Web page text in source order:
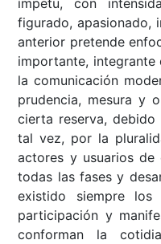
ímpetu, con
figurado, apasionado,
anterior pretende
importante, integrante
la comunicación
prudencia, mesura y
cierta reserva, debido
tal vez, por la
actores y usuarios de
todas las fases y
existido siempre
participación y
conforman la